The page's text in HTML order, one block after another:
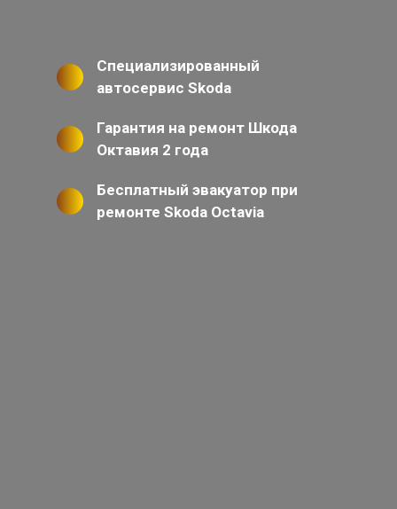
Специализированный
автосервис Skoda
Гарантия на ремонт Шкода
Октавия 2 года
Бесплатный эвакуатор при
ремонте Skoda Octavia